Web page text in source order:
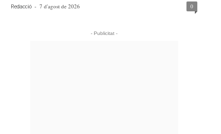
Redacció - 7 d'agost de 2026 0
- Publicitat -